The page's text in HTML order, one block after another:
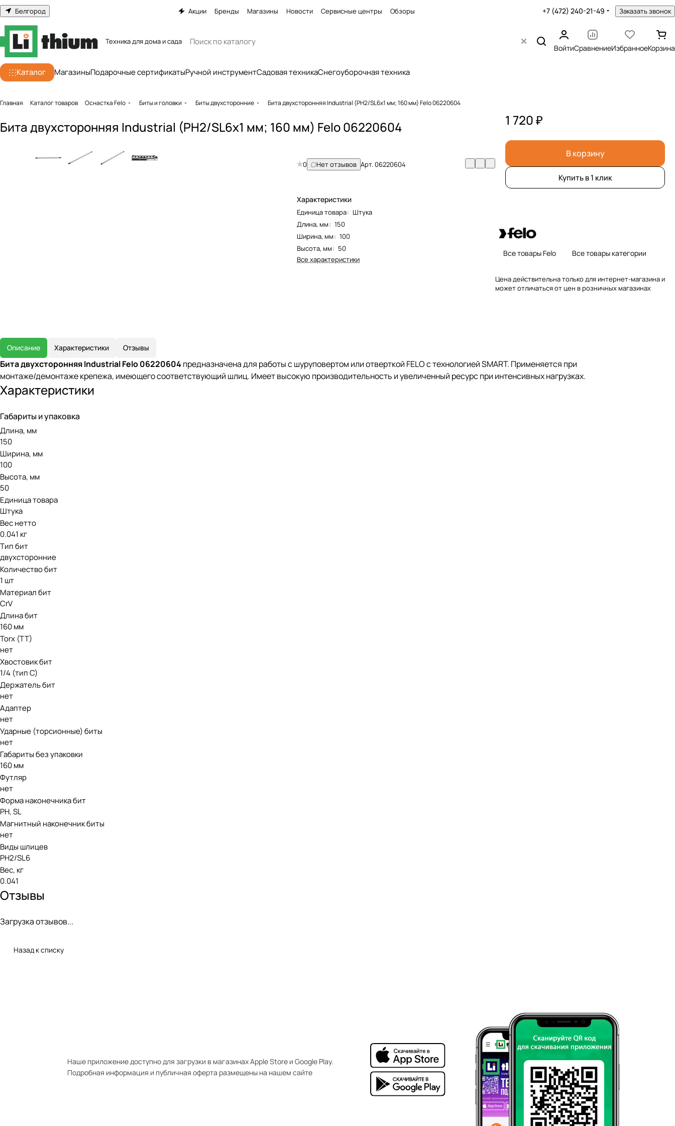
Белгород Акции Бренды Магазины Новости Сервисные центры Обзоры +7 (472) 240-21-49 Заказать звонок
Техника для дома и сада
ВойтиСравнениеИзбранноеКорзина
Каталог МагазиныПодарочные сертификатыРучной инструментСадовая техникаСнегоуборочная техника
Главная Каталог товаров Оснастка Felo Биты и головки Биты двухсторонние Бита двухсторонняя Industrial (PH2/SL6x1 мм; 160 мм) Felo 06220604
Бита двухсторонняя Industrial (PH2/SL6x1 мм; 160 мм) Felo 06220604
0 Нет отзывов Арт.06220604
Характеристики
Единица товара: Штука
Длина, мм: 150
Ширина, мм: 100
Высота, мм: 50
Все характеристики
1 720 ₽
В корзину
Купить в 1 клик
Все товары Felo Все товары категории
Цена действительна только для интернет-магазина и
может отличаться от цен в розничных магазинах
Описание Характеристики Отзывы
Бита двухсторонняя Industrial Felo 06220604 предназначена для работы с шуруповертом или отверткой FELO с технологией SMART. Применяется при
монтаже/демонтаже крепежа, имеющего соответствующий шлиц. Имеет высокую производительность и увеличенный ресурс при интенсивных нагрузках.
Характеристики
Габариты и упаковка
Длина, мм
150
Ширина, мм
100
Высота, мм
50
Единица товара
Штука
Вес нетто
0.041 кг
Тип бит
двухсторонние
Количество бит
1 шт
Материал бит
CrV
Длина бит
160 мм
Torx (TT)
нет
Хвостовик бит
1/4 (тип С)
Держатель бит
нет
Адаптер
нет
Ударные (торсионные) биты
нет
Габариты без упаковки
160 мм
Футляр
нет
Форма наконечника бит
PH, SL
Магнитный наконечник биты
нет
Виды шлицев
PH2/SL6
Вес, кг
0.041
Отзывы
Загрузка отзывов...
Назад к списку
Наше приложение доступно для загрузки в магазинах Apple Store и Google Play.
Подробная информация и публичная оферта размещены на нашем сайте